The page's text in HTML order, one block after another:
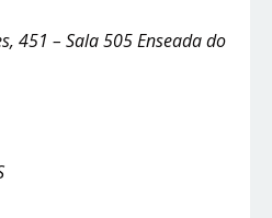
451 – Sala 505 Enseada do